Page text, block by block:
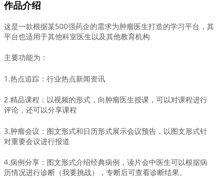
作品介绍
这是一款根据某500强药企的需求为肿瘤医生打造的学习平台，其
平台也适用于其他科室医生以及其他教育机构
主要功能为：
1.热点追踪：行业热点新闻资讯
2.精品课程：以视频的形式，向肿瘤医生授课，可以对课程进行
评论，还可以分享课程
3.肿瘤会议：图文形式和日历形式展示会议预告，以图文形式针
对重要会议进行报道
4.病例分享：图文形式介绍经典病例，读片会中医生可以根据病
历情况进行诊断（我要挑战），专断后可查看诊断结果。